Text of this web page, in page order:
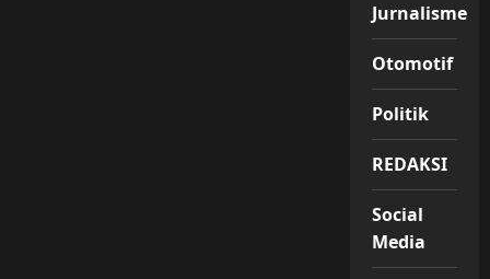
Jurnalisme
Otomotif
Politik
REDAKSI
Social
Media